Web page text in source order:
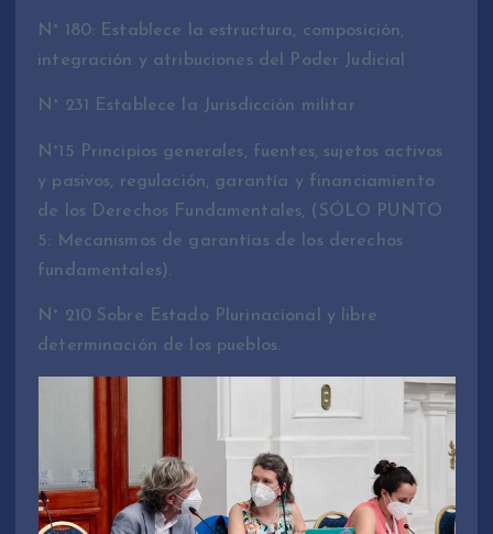
N° 180: Establece la estructura, composición,
integración y atribuciones del Poder Judicial
N° 231 Establece la Jurisdicción militar
N°15 Principios generales, fuentes, sujetos activos
y pasivos, regulación, garantía y financiamiento
de los Derechos Fundamentales, (SÓLO PUNTO
5: Mecanismos de garantías de los derechos
fundamentales).
N° 210 Sobre Estado Plurinacional y libre
determinación de los pueblos.